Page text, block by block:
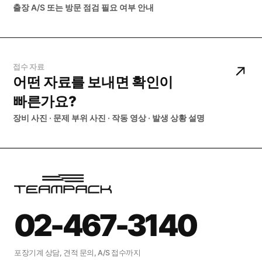
출장 A/S 또는 방문 점검 필요 여부 안내
접수 자료
어떤 자료를 보내면 확인이
빠른가요?
장비 사진 · 문제 부위 사진 · 작동 영상 · 발생 상황 설명
02-467-3140
포장기계 상담, 견적 문의, A/S 접수까지